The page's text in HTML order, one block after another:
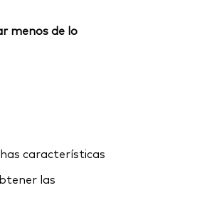
menos de lo
características
las